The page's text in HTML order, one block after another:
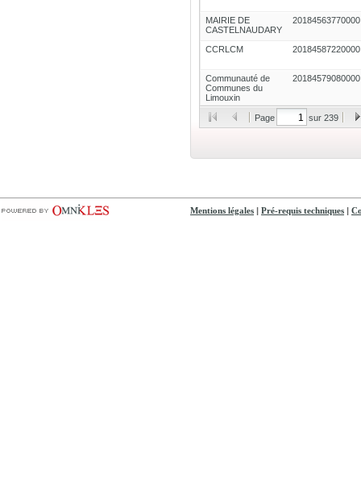
MAIRIE DE
CASTELNAUDARY
20184563770000
CCRLCM 20184587220000
Communauté de
Communes du
Limouxin
20184579080000
Page sur 239
Mentions légales Pré-requis techniques